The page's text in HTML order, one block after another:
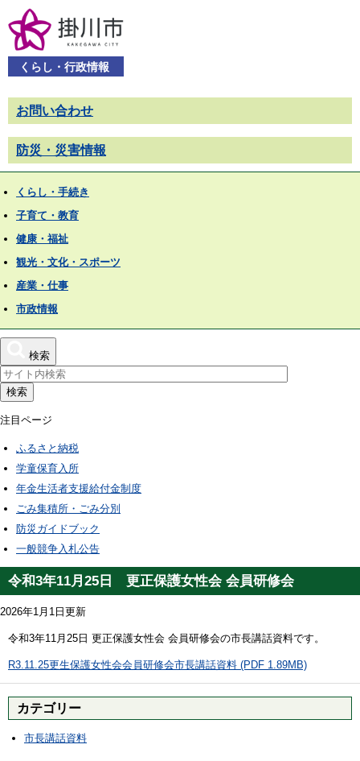
くらし・行政情報
お問い合わせ
防災・災害情報
くらし・手続き
子育て・教育
健康・福祉
観光・文化・スポーツ
産業・仕事
市政情報
検索
検索
注目ページ
ふるさと納税
学童保育入所
年金生活者支援給付金制度
ごみ集積所・ごみ分別
防災ガイドブック
一般競争入札公告
令和3年11月25日 更正保護女性会 会員研修会
2026年1月1日更新
令和3年11月25日 更正保護女性会 会員研修会の市長講話資料です。
R3.11.25更生保護女性会会員研修会市長講話資料 (PDF 1.89MB)
カテゴリー
市長講話資料